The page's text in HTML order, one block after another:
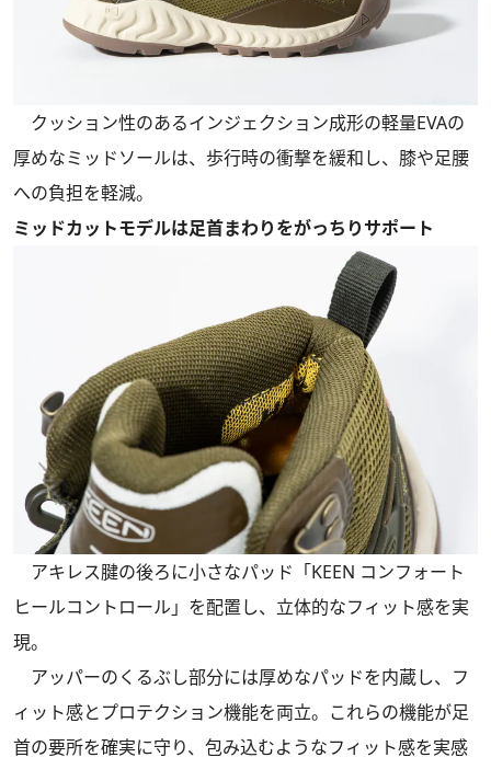
クッション性のあるインジェクション成形の軽量EVAの
厚めなミッドソールは、歩行時の衝撃を緩和し、膝や足腰
への負担を軽減。
ミッドカットモデルは足首まわりをがっちりサポート
アキレス腱の後ろに小さなパッド「KEEN コンフォート
ヒールコントロール」を配置し、立体的なフィット感を実
現。
アッパーのくるぶし部分には厚めなパッドを内蔵し、フ
ィット感とプロテクション機能を両立。これらの機能が足
首の要所を確実に守り、包み込むようなフィット感を実感